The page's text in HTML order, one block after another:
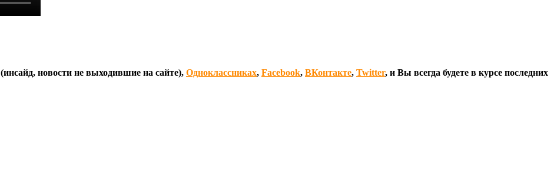
(инсайд, новости не выходившие на сайте), Одноклассниках, Facebook, ВКонтакте, Twitter, и Вы всегда будете в курсе последних